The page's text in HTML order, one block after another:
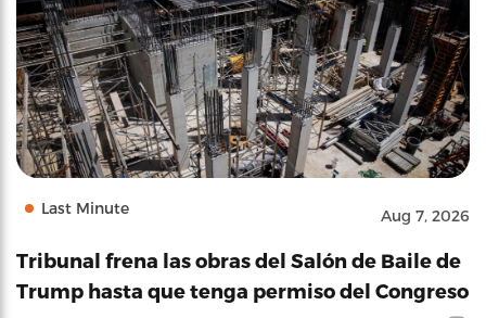
Last Minute Aug 7, 2026
Tribunal frena las obras del Salón de Baile de
Trump hasta que tenga permiso del Congreso